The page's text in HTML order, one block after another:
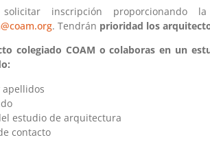
solicitar inscripción
. Tendrán prioridad los
colegiado COAM o colaboras en un
apellidos
estudio de arquitectura
contacto